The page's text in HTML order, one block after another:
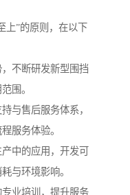
上”的原则，在以下
不断研发新型围挡
围。
与售后服务体系，
服务体验。
中的应用，开发可
与环境影响。
业培训，提升服务